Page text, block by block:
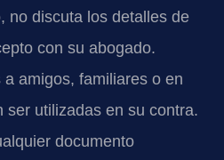
no discuta los detalles de
con su abogado.
amigos, familiares o en
ser utilizadas en su contra.
documento